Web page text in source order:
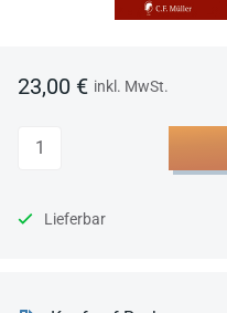
23,00 € inkl. MwSt.
Anzahl
Lieferbar